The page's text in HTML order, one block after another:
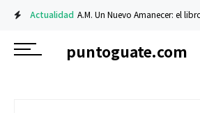
Actualidad A.M. Un Nuevo Amanecer: el libro
puntoguate.com